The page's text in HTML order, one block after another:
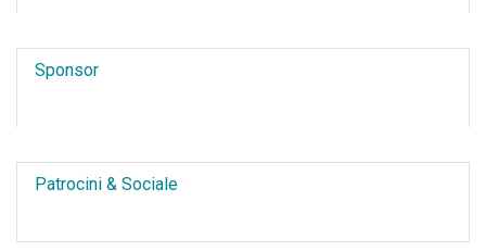
Sponsor
Patrocini & Sociale